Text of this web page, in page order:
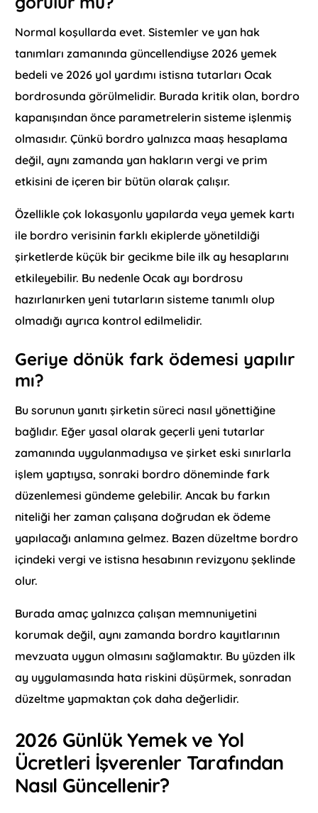
Normal koşullarda evet. Sistemler ve yan hak
tanımları zamanında güncellendiyse 2026 yemek
bedeli ve 2026 yol yardımı istisna tutarları Ocak
bordrosunda görülmelidir. Burada kritik olan, bordro
kapanışından önce parametrelerin sisteme işlenmiş
olmasıdır. Çünkü bordro yalnızca maaş hesaplama
değil, aynı zamanda yan hakların vergi ve prim
etkisini de içeren bir bütün olarak çalışır.
Özellikle çok lokasyonlu yapılarda veya yemek kartı
ile bordro verisinin farklı ekiplerde yönetildiği
şirketlerde küçük bir gecikme bile ilk ay hesaplarını
etkileyebilir. Bu nedenle Ocak ayı bordrosu
hazırlanırken yeni tutarların sisteme tanımlı olup
olmadığı ayrıca kontrol edilmelidir.
Geriye dönük fark ödemesi yapılır
mı?
Bu sorunun yanıtı şirketin süreci nasıl yönettiğine
bağlıdır. Eğer yasal olarak geçerli yeni tutarlar
zamanında uygulanmadıysa ve şirket eski sınırlarla
işlem yaptıysa, sonraki bordro döneminde fark
düzenlemesi gündeme gelebilir. Ancak bu farkın
niteliği her zaman çalışana doğrudan ek ödeme
yapılacağı anlamına gelmez. Bazen düzeltme bordro
içindeki vergi ve istisna hesabının revizyonu şeklinde
olur.
Burada amaç yalnızca çalışan memnuniyetini
korumak değil, aynı zamanda bordro kayıtlarının
mevzuata uygun olmasını sağlamaktır. Bu yüzden ilk
ay uygulamasında hata riskini düşürmek, sonradan
düzeltme yapmaktan çok daha değerlidir.
2026 Günlük Yemek ve Yol
Ücretleri İşverenler Tarafından
Nasıl Güncellenir?